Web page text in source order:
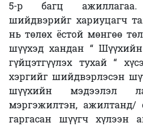
5-р багц ажиллагаа.
шийдвэрийг хариуцагч
нь төлөх ёстой мөнгөө
шүүхэд хандан “
гүйцэтгүүлэх тухай “
хэргийг шийдвэрлэсэн
шүүхийн мэдээлэл
мэргэжилтэн, ажилтанд/
гаргасан шүүгч хүлээн